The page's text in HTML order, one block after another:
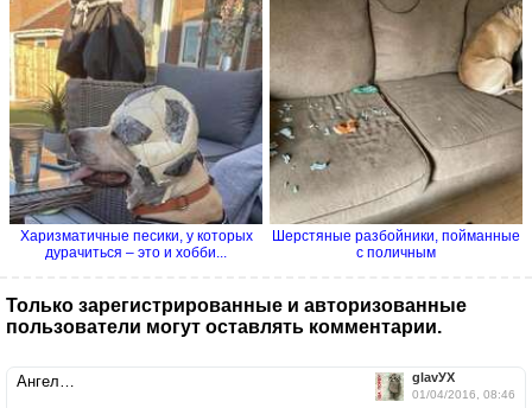
Харизматичные песики, у которых
дурачиться – это и хобби...
Шерстяные разбойники, пойманные
с поличным
Только зарегистрированные и авторизованные
пользователи могут оставлять комментарии.
glavУХ
01/04/2016, 08:46
Ангел…